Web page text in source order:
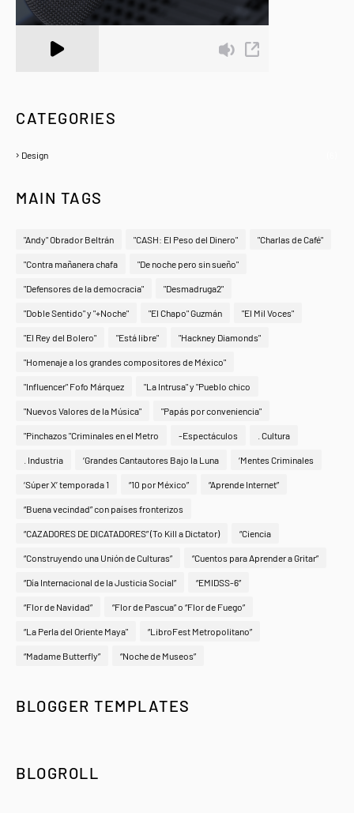
CATEGORIES
Design
MAIN TAGS
"Andy" Obrador Beltrán "CASH: El Peso del Dinero" "Charlas de Café"
"Contra mañanera chafa "De noche pero sin sueño"
"Defensores de la democracia" "Desmadruga2"
"Doble Sentido" y "+Noche" "El Chapo" Guzmán "El Mil Voces"
"El Rey del Bolero" "Está libre" "Hackney Diamonds"
"Homenaje a los grandes compositores de México"
"Influencer" Fofo Márquez "La Intrusa" y "Pueblo chico
"Nuevos Valores de la Música" "Papás por conveniencia"
"Pinchazos "Criminales en el Metro -Espectáculos . Cultura
. Industria ‘Grandes Cantautores Bajo la Luna ‘Mentes Criminales
‘Súper X’ temporada 1 “10 por México” “Aprende Internet”
“Buena vecindad” con países fronterizos
“CAZADORES DE DICATADORES” (To Kill a Dictator) “Ciencia
“Construyendo una Unión de Culturas” “Cuentos para Aprender a Gritar”
“Día Internacional de la Justicia Social” “EMIDSS-6”
“Flor de Navidad” “Flor de Pascua” o “Flor de Fuego”
“La Perla del Oriente Maya" “LibroFest Metropolitano”
“Madame Butterfly” “Noche de Museos”
BLOGGER TEMPLATES
BLOGROLL